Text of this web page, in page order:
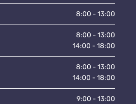
8:00 - 13:00
8:00 - 13:00
14:00 - 18:00
8:00 - 13:00
14:00 - 18:00
9:00 - 13:00